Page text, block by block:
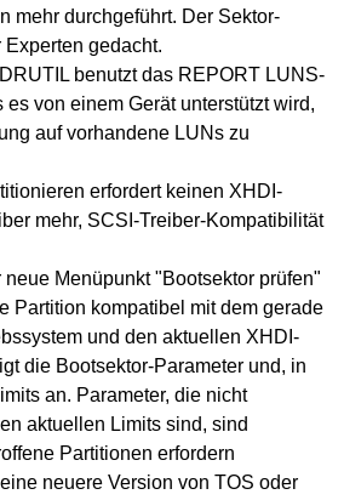
mehr durchgeführt. Der Sektor-
Experten gedacht.
benutzt das REPORT LUNS-
es von einem Gerät unterstützt wird,
auf vorhandene LUNs zu
erfordert keinen XHDI-
mehr, SCSI-Treiber-Kompatibilität
Menüpunkt "Bootsektor prüfen"
Partition kompatibel mit dem gerade
und den aktuellen XHDI-
die Bootsektor-Parameter und, in
an. Parameter, die nicht
aktuellen Limits sind, sind
Partitionen erfordern
neuere Version von TOS oder